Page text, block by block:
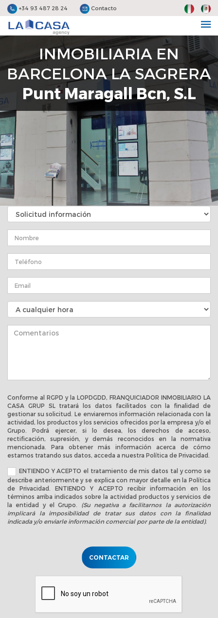
+34 93 487 28 24 Contacto
INMOBILIARIA EN
BARCELONA LA SAGRERA
Punt Maragall Bcn, S.L
Conforme al RGPD y la LOPDGDD, FRANQUICIADOR INMOBILIARIO LA
CASA GRUP SL tratará los datos facilitados con la finalidad de
gestionar su solicitud. Le enviaremos información relacionada con la
actividad, los productos y los servicios ofrecidos por la empresa y/o el
Grupo. Podrá ejercer, si lo desea, los derechos de acceso,
rectificación, supresión, y demás reconocidos en la normativa
mencionada. Para obtener más información acerca de cómo
estamos tratando sus datos, acceda a nuestra Política de Privacidad .
ENTIENDO Y ACEPTO el tratamiento de mis datos tal y como se
describe anteriormente y se explica con mayor detalle en la Política
de Privacidad . ENTIENDO Y ACEPTO recibir información en los
términos arriba indicados sobre la actividad productos y servicios de
la entidad y el Grupo.
(Su negativa a facilitarnos la autorización
implicará la imposibilidad de tratar sus datos con la finalidad
indicada y/o enviarle información comercial por parte de la entidad).
CONTACTAR